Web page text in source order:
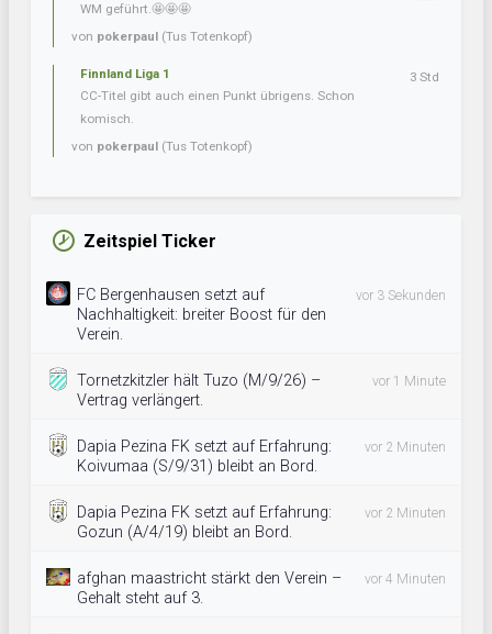
WM geführt.🤩🤩🤩
von pokerpaul (Tus Totenkopf)
Finnland Liga 1
CC-Titel gibt auch einen Punkt übrigens. Schon
komisch.
von pokerpaul (Tus Totenkopf)
3 Std
Zeitspiel Ticker
FC Bergenhausen setzt auf
Nachhaltigkeit: breiter Boost für den
Verein.
vor 3 Sekunden
Tornetzkitzler hält Tuzo (M/9/26) –
Vertrag verlängert.
vor 1 Minute
Dapia Pezina FK setzt auf Erfahrung:
Koivumaa (S/9/31) bleibt an Bord.
vor 2 Minuten
Dapia Pezina FK setzt auf Erfahrung:
Gozun (A/4/19) bleibt an Bord.
vor 2 Minuten
afghan maastricht stärkt den Verein –
Gehalt steht auf 3.
vor 4 Minuten